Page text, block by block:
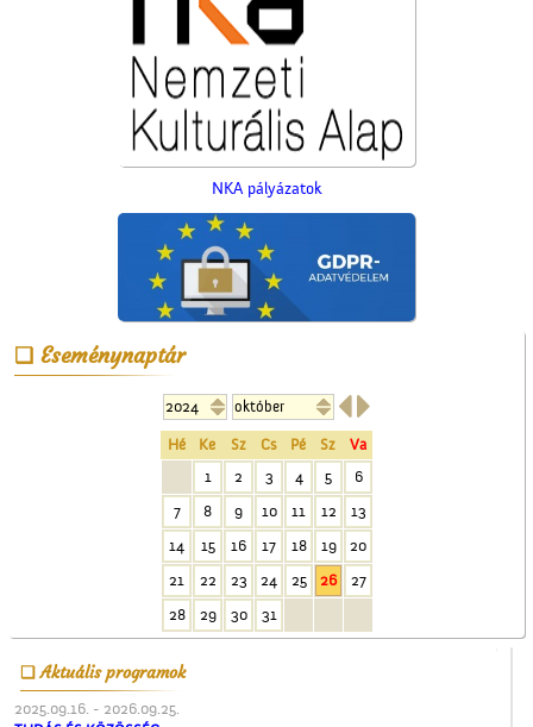
NKA pályázatok
Eseménynaptár

Hé Ke Sz Cs Pé Sz
Va
1
2 3 4 5
6
7
8 9 10 11 12
13
14
15 16 17 18 19
20
21
22 23 24 25 26
27
28
29 30 31
Aktuális programok
2025.09.16. - 2026.09.25.
Képeslapok, képeslapok,
képeslapok…
A ceglédi vasútállomás